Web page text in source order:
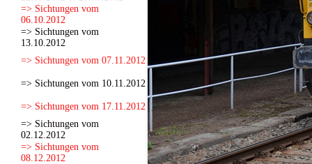
=> Sichtungen vom
06.10.2012
=> Sichtungen vom
13.10.2012
=> Sichtungen vom 07.11.2012
=> Sichtungen vom 10.11.2012
=> Sichtungen vom 17.11.2012
=> Sichtungen vom
02.12.2012
=> Sichtungen vom
08.12.2012